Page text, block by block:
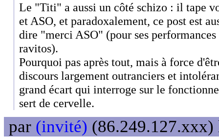
Le "Titi" a aussi un côté schizo : il tape
et ASO, et paradoxalement, ce post est
dire "merci ASO" (pour ses
ravitos).
Pourquoi pas après tout, mais à force
discours largement outranciers et
grand écart qui interroge sur le
sert de cervelle.
par (invité) (86.249.127.xxx)